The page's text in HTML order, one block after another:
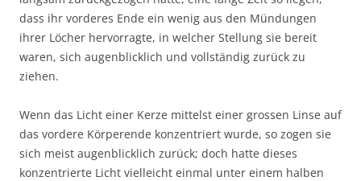
dass ihr vorderes Ende ein wenig aus den Mündungen
ihrer Löcher hervorragte, in welcher Stellung sie bereit
waren, sich augenblicklich und vollständig zurück zu
ziehen.
Wenn das Licht einer Kerze mittelst einer grossen Linse auf
das vordere Körperende konzentriert wurde, so zogen sie
sich meist augenblicklich zurück; doch hatte dieses
konzentrierte Licht vielleicht einmal unter einem halben